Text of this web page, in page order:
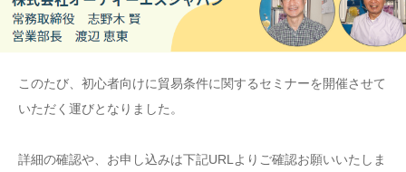
このたび、初心者向けに貿易条件に関するセミナーを開催させて
いただく運びとなりました。
詳細の確認や、お申し込みは下記URLよりご確認お願いいたしま